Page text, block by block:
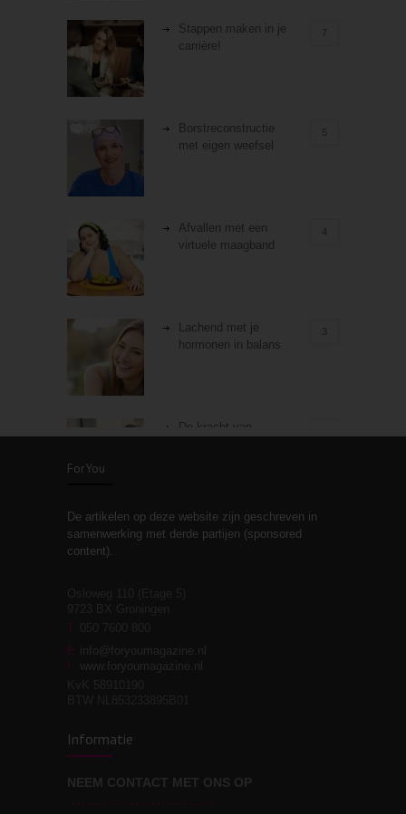
Stappen maken in je
carrière!
7
Borstreconstructie
met eigen weefsel
5
Afvallen met een
virtuele maagband
4
Lachend met je
hormonen in balans
3
De kracht van
Stiefouderschap en
relaties
moeite!
ForYou
De artikelen op deze website zijn geschreven in
samenwerking met derde partijen (sponsored
content).
T
E info@foryoumagazine.nl
www.foryoumagazine.nl
Informatie
NEEM CONTACT MET ONS OP